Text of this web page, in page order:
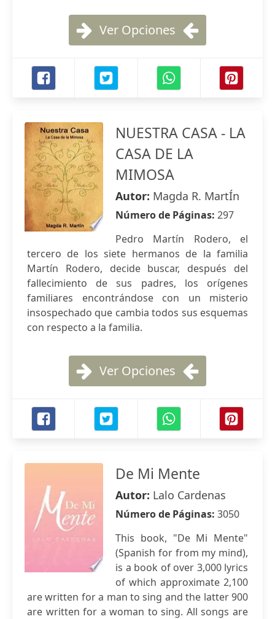
Ver Opciones
NUESTRA CASA - LA
CASA DE LA
MIMOSA
Autor: Magda R. MartÍn
Número de Páginas: 297
Pedro Martín Rodero, el
tercero de los siete hermanos de la familia
Martín Rodero, decide buscar, después del
fallecimiento de sus padres, los orígenes
familiares encontrándose con un misterio
insospechado que cambia todos sus esquemas
con respecto a la familia.
Ver Opciones
De Mi Mente
Autor: Lalo Cardenas
Número de Páginas: 3050
This book, "De Mi Mente"
(Spanish for from my mind),
is a book of over 3,000 lyrics
of which approximate 2,100
are written for a man to sing and the latter 900
are written for a woman to sing. All songs are